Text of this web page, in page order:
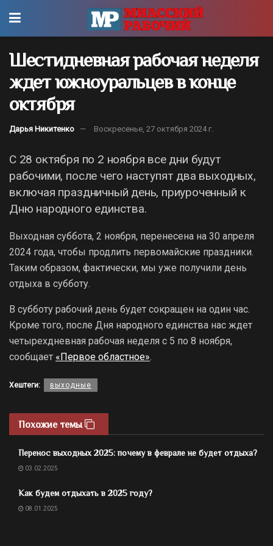
Шестидневная рабочая неделя
ждет южноуральцев в конце
октября
Дарья Никитенко Воскресенье, 27 октября 2024 г.
С 28 октября по 2 ноября все дни будут
рабочими, после чего наступят два выходных,
включая праздничный день, приуроченный к
Дню народного единства.
Выходная суббота, 2 ноября, перенесена на 30 апреля
2024 года, чтобы продлить первомайские праздники.
Таким образом, фактически, мы уже получили день
отдыха в субботу.
В субботу рабочий день будет сокращен на один час.
Кроме того, после Дня народного единства нас ждет
четырехдневная рабочая неделя с 5 по 8 ноября,
сообщает «Первое областное».
Хештеги: выходные
Похожие темы
Перенос выходных 2025: почему в феврале не будет отдыха?
03.02.2025
Как будем отдыхать в 2025 году?
08.01.2025